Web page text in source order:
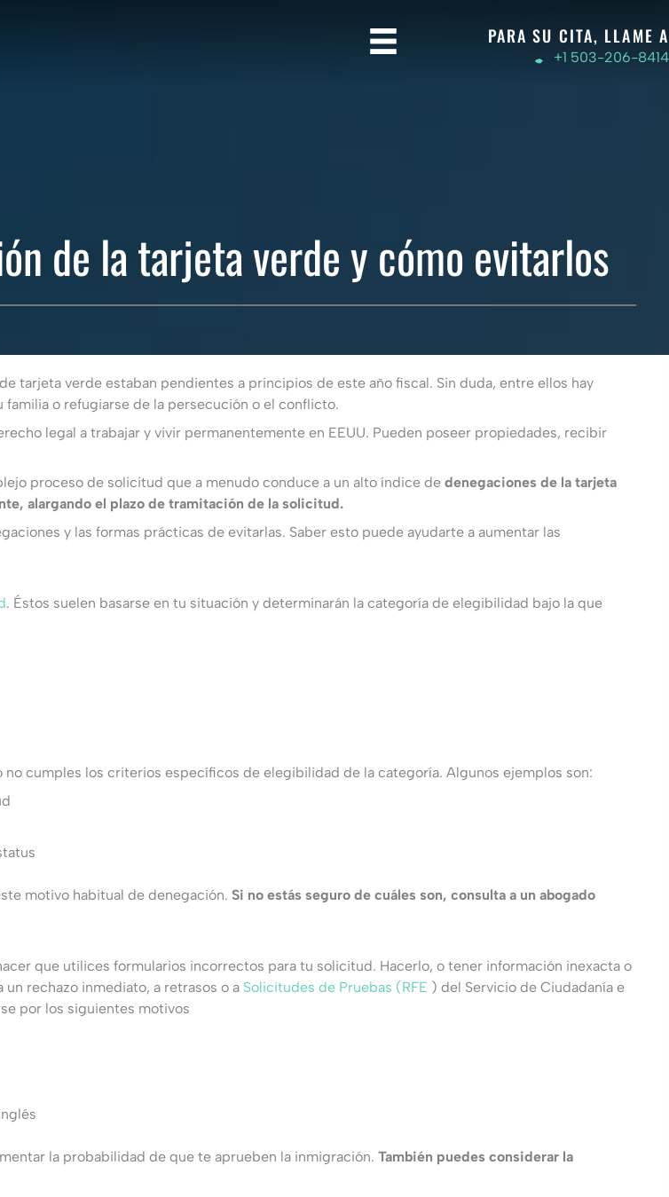
PARA SU CITA, LLAME A
+1 503-206-8414
de la tarjeta verde y cómo evitarlos
tarjeta verde estaban pendientes a principios de este año fiscal. Sin duda, entre ellos hay
o refugiarse de la persecución o el conflicto.
legal a trabajar y vivir permanentemente en EEUU. Pueden poseer propiedades, recibir
proceso de solicitud que a menudo conduce a un alto índice de denegaciones de la tarjeta
alargando el plazo de tramitación de la solicitud.
y las formas prácticas de evitarlas. Saber esto puede ayudarte a aumentar las
. Éstos suelen basarse en tu situación y determinarán la categoría de elegibilidad bajo la que
cumples los criterios específicos de elegibilidad de la categoría. Algunos ejemplos son:
motivo habitual de denegación. Si no estás seguro de cuáles son, consulta a un abogado
que utilices formularios incorrectos para tu solicitud. Hacerlo, o tener información inexacta o
rechazo inmediato, a retrasos o a Solicitudes de Pruebas (RFE ) del Servicio de Ciudadanía e
por los siguientes motivos
la probabilidad de que te aprueben la inmigración. También puedes considerar la